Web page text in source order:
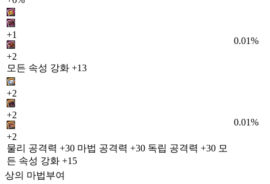
+1
+2
모든 속성 강화 +13
0.01%
+2
+2
+2
물리 공격력 +30 마법 공격력 +30 독립 공격력 +30 모
든 속성 강화 +15
0.01%
상의 마법부여